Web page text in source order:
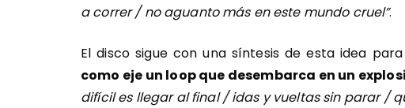
a correr / no aguanto más en este mundo cruel”.
El disco sigue con una síntesis de esta idea
como eje un loop que desembarca en un
difícil es llegar al final / idas y vueltas sin parar /